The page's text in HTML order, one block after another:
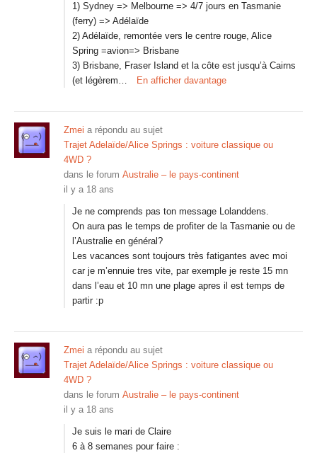
1) Sydney => Melbourne => 4/7 jours en Tasmanie
(ferry) => Adélaïde
2) Adélaïde, remontée vers le centre rouge, Alice
Spring =avion=> Brisbane
3) Brisbane, Fraser Island et la côte est jusqu’à Cairns
(et légèrem…
En afficher davantage
Zmei a répondu au sujet
Trajet Adelaïde/Alice Springs : voiture classique ou
4WD ?
dans le forum Australie – le pays-continent
il y a 18 ans
Je ne comprends pas ton message Lolanddens.
On aura pas le temps de profiter de la Tasmanie ou de
l’Australie en général?
Les vacances sont toujours très fatigantes avec moi
car je m’ennuie tres vite, par exemple je reste 15 mn
dans l’eau et 10 mn une plage apres il est temps de
partir :p
Zmei a répondu au sujet
Trajet Adelaïde/Alice Springs : voiture classique ou
4WD ?
dans le forum Australie – le pays-continent
il y a 18 ans
Je suis le mari de Claire
6 à 8 semanes pour faire :